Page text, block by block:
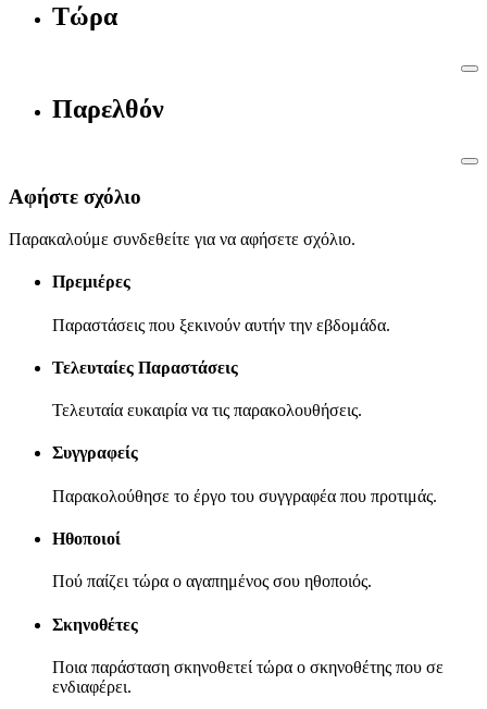
Τώρα
Παρελθόν
Αφήστε σχόλιο
Παρακαλούμε συνδεθείτε για να αφήσετε σχόλιο.
Πρεμιέρες
Παραστάσεις που ξεκινούν αυτήν την εβδομάδα.
Τελευταίες Παραστάσεις
Τελευταία ευκαιρία να τις παρακολουθήσεις.
Συγγραφείς
Παρακολούθησε το έργο του συγγραφέα που προτιμάς.
Ηθοποιοί
Πού παίζει τώρα ο αγαπημένος σου ηθοποιός.
Σκηνοθέτες
Ποια παράσταση σκηνοθετεί τώρα ο σκηνοθέτης που σε
ενδιαφέρει.